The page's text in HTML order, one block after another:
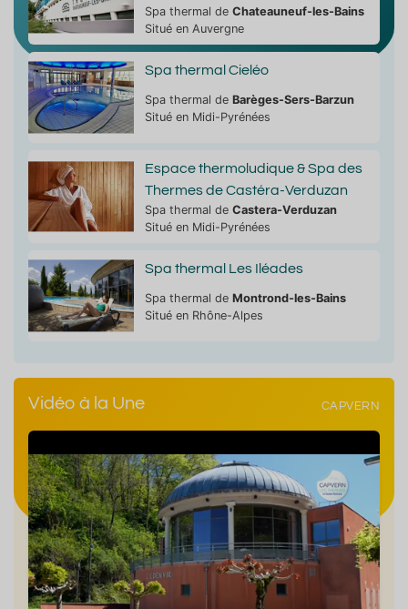
Spa thermal de Chateauneuf-les-Bains
Situé en Auvergne
Spa thermal Cieléo
Spa thermal de Barèges-Sers-Barzun
Situé en Midi-Pyrénées
Espace thermoludique & Spa des
Thermes de Castéra-Verduzan
Spa thermal de Castera-Verduzan
Situé en Midi-Pyrénées
Spa thermal Les Iléades
Spa thermal de Montrond-les-Bains
Situé en Rhône-Alpes
Vidéo à la Une CAPVERN